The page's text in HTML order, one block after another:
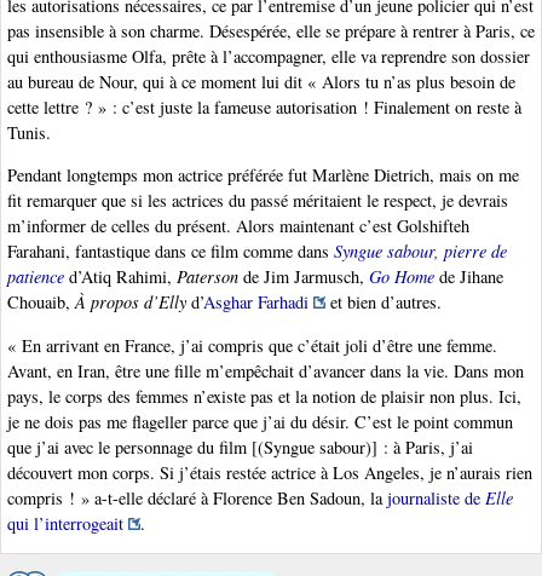
les autorisations nécessaires, ce par l’entremise d’un jeune policier qui n’est
pas insensible à son charme. Désespérée, elle se prépare à rentrer à Paris, ce
qui enthousiasme Olfa, prête à l’accompagner, elle va reprendre son dossier
au bureau de Nour, qui à ce moment lui dit « Alors tu n’as plus besoin de
cette lettre ? » : c’est juste la fameuse autorisation ! Finalement on reste à
Tunis.
Pendant longtemps mon actrice préférée fut Marlène Dietrich, mais on me
fit remarquer que si les actrices du passé méritaient le respect, je devrais
m’informer de celles du présent. Alors maintenant c’est Golshifteh
Farahani, fantastique dans ce film comme dans Syngue sabour, pierre de
patience d’Atiq Rahimi, Paterson de Jim Jarmusch, Go Home de Jihane
Chouaib,À propos d’Elly d’Asghar Farhadi
et bien d’autres.
« En arrivant en France, j’ai compris que c’était joli d’être une femme.
Avant, en Iran, être une fille m’empêchait d’avancer dans la vie. Dans mon
pays, le corps des femmes n’existe pas et la notion de plaisir non plus. Ici,
je ne dois pas me flageller parce que j’ai du désir. C’est le point commun
que j’ai avec le personnage du film [(Syngue sabour)] : à Paris, j’ai
découvert mon corps. Si j’étais restée actrice à Los Angeles, je n’aurais rien
compris ! » a-t-elle déclaré à Florence Ben Sadoun, lajournaliste de Elle
qui l’interrogeait
.